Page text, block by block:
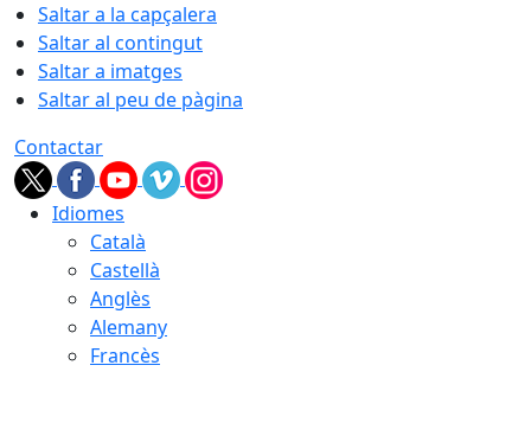
Saltar a la capçalera
Saltar al contingut
Saltar a imatges
Saltar al peu de pàgina
Contactar
Idiomes
Català
Castellà
Anglès
Alemany
Francès